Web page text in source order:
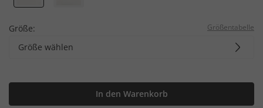
Größe: Größentabelle
Größe wählen
In den Warenkorb